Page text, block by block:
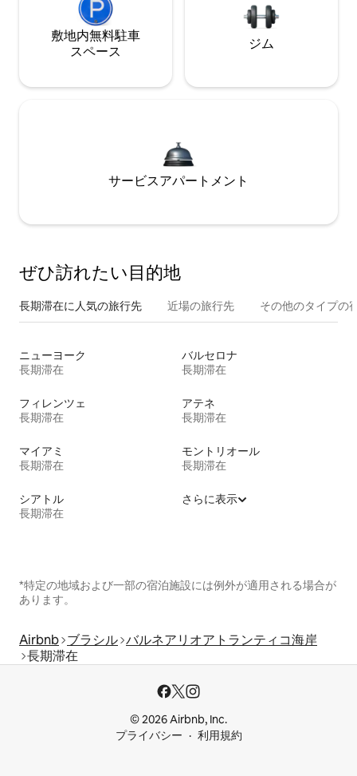
敷地内無料駐⁠車
ス⁠ペ⁠ー⁠ス
ジム
サービスアパートメント
ぜひ訪⁠れ⁠た⁠い目⁠的⁠地
長期滞在に人気の旅行先 近場の旅行先 その他のタ⁠イ⁠プ⁠の
ニューヨーク
長期滞在
バルセロナ
長期滞在
フィレンツェ
長期滞在
アテネ
長期滞在
マイアミ
長期滞在
モントリオール
長期滞在
シアトル
長期滞在
さらに表示
*特定の地域および一部の宿泊施設には例外が適用される場合が
あります。
Airbnb ブラシル バルネアリオアトランティコ海岸
長期滞在
© 2026 Airbnb, Inc.
プライバシー
利用規約